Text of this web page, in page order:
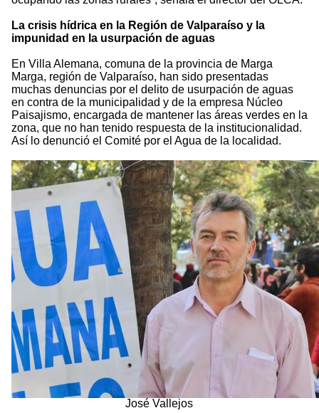
La crisis hídrica en la Región de Valparaíso y la
impunidad en la usurpación de aguas
En Villa Alemana, comuna de la provincia de Marga
Marga, región de Valparaíso, han sido presentadas
muchas denuncias por el delito de usurpación de aguas
en contra de la municipalidad y de la empresa Núcleo
Paisajismo, encargada de mantener las áreas verdes en la
zona, que no han tenido respuesta de la institucionalidad.
Así lo denunció el Comité por el Agua de la localidad.
José Vallejos